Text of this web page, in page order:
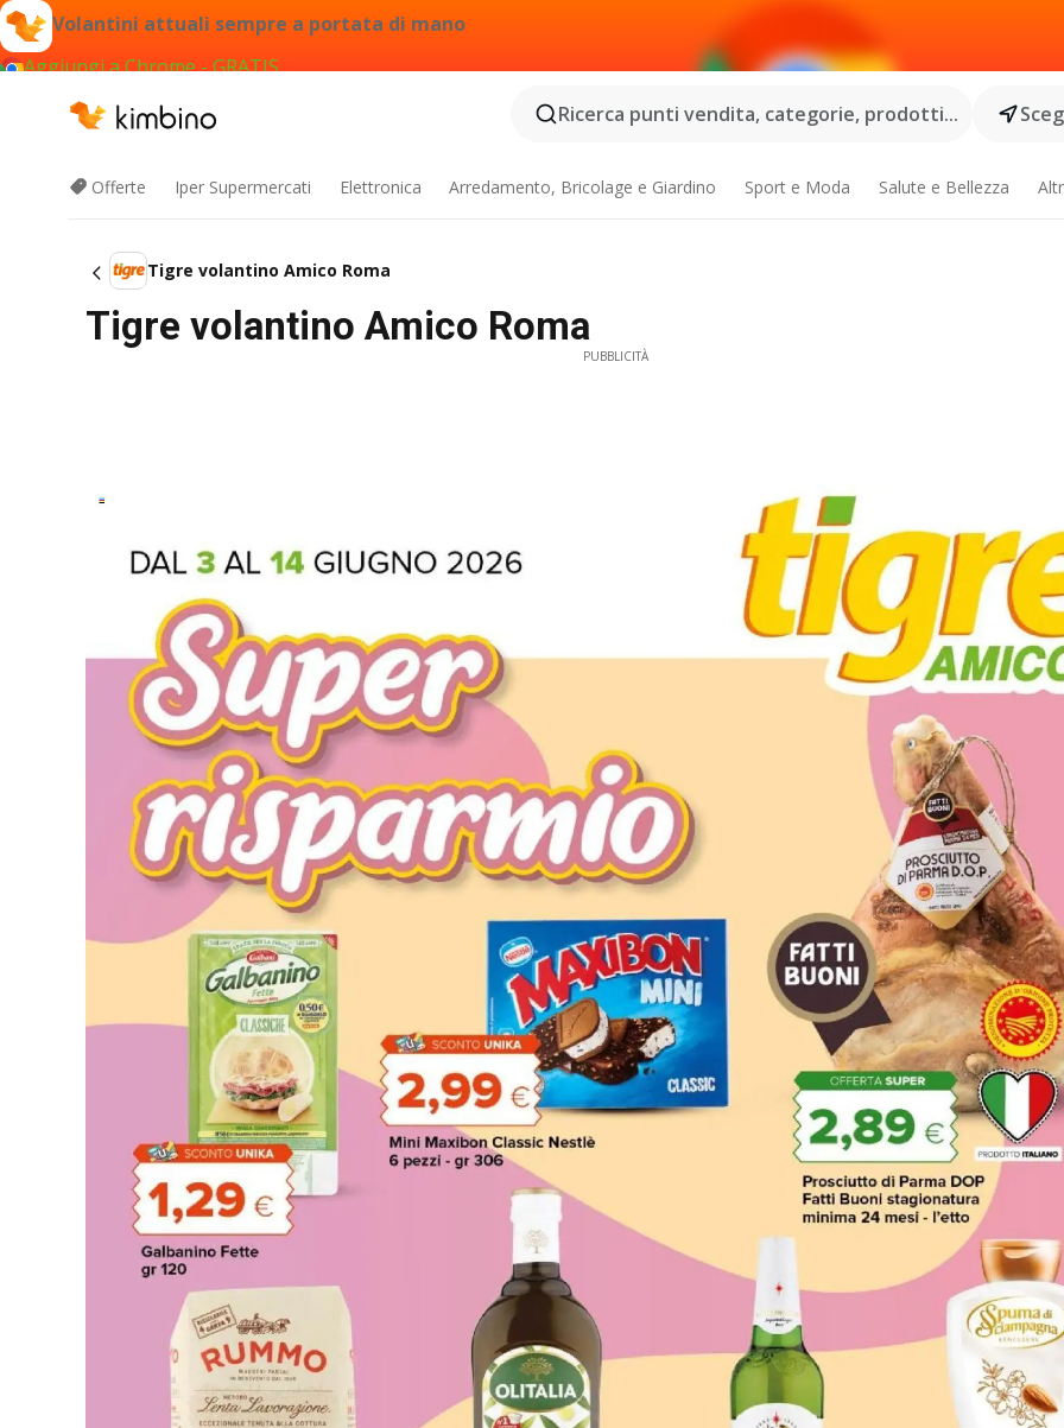
Volantini attuali sempre a portata di mano
Aggiungi a Chrome - GRATIS
Ricerca punti vendita, categorie, prodotti...
Offerte Iper Supermercati Elettronica Arredamento, Bricolage e Giardino Sport e Moda Salute e Bellezza
Tigre volantino Amico Roma
Tigre volantino Amico Roma
PUBBLICITÀ